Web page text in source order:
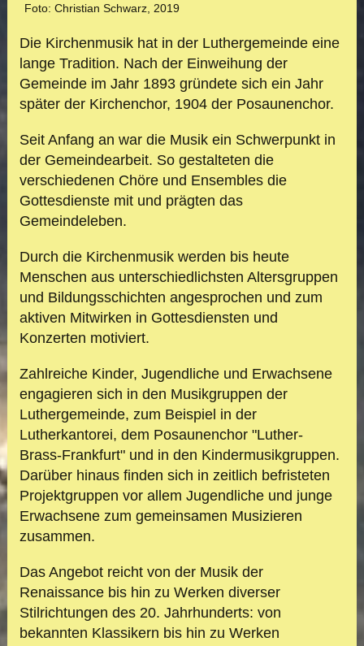
Foto: Christian Schwarz, 2019
Die Kirchenmusik hat in der Luthergemeinde eine
lange Tradition. Nach der Einweihung der
Gemeinde im Jahr 1893 gründete sich ein Jahr
später der Kirchenchor, 1904 der Posaunenchor.
Seit Anfang an war die Musik ein Schwerpunkt in
der Gemeindearbeit. So gestalteten die
verschiedenen Chöre und Ensembles die
Gottesdienste mit und prägten das
Gemeindeleben.
Durch die Kirchenmusik werden bis heute
Menschen aus unterschiedlichsten Altersgruppen
und Bildungsschichten angesprochen und zum
aktiven Mitwirken in Gottesdiensten und
Konzerten motiviert.
Zahlreiche Kinder, Jugendliche und Erwachsene
engagieren sich in den Musikgruppen der
Luthergemeinde, zum Beispiel in der
Lutherkantorei, dem Posaunenchor "Luther-
Brass-Frankfurt" und in den Kindermusikgruppen.
Darüber hinaus finden sich in zeitlich befristeten
Projektgruppen vor allem Jugendliche und junge
Erwachsene zum gemeinsamen Musizieren
zusammen.
Das Angebot reicht von der Musik der
Renaissance bis hin zu Werken diverser
Stilrichtungen des 20. Jahrhunderts: von
bekannten Klassikern bis hin zu Werken